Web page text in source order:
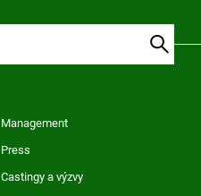
Management
Press
Castingy a výzvy